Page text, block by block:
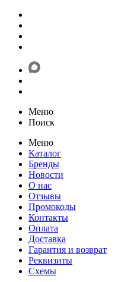
Меню
Поиск
Меню
Каталог
Бренды
Новости
О нас
Отзывы
Промокоды
Контакты
Оплата
Доставка
Гарантия и возврат
Реквизиты
Схемы